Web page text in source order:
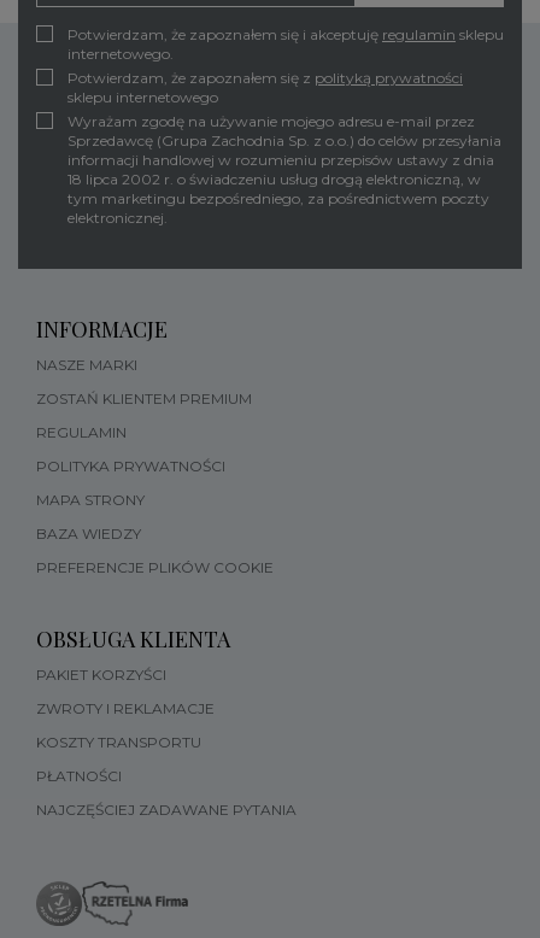
Potwierdzam, że zapoznałem się i akceptuję regulamin sklepu
internetowego.
Potwierdzam, że zapoznałem się z polityką prywatności
sklepu internetowego
Wyrażam zgodę na używanie mojego adresu e-mail przez
Sprzedawcę (Grupa Zachodnia Sp. z o.o.) do celów przesyłania
informacji handlowej w rozumieniu przepisów ustawy z dnia
18 lipca 2002 r. o świadczeniu usług drogą elektroniczną, w
tym marketingu bezpośredniego, za pośrednictwem poczty
elektronicznej.
INFORMACJE
NASZE MARKI
ZOSTAŃ KLIENTEM PREMIUM
REGULAMIN
POLITYKA PRYWATNOŚCI
MAPA STRONY
BAZA WIEDZY
PREFERENCJE PLIKÓW COOKIE
OBSŁUGA KLIENTA
PAKIET KORZYŚCI
ZWROTY I REKLAMACJE
KOSZTY TRANSPORTU
PŁATNOŚCI
NAJCZĘŚCIEJ ZADAWANE PYTANIA